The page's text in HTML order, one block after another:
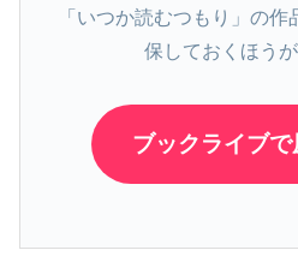
「いつか読むつもり」の
保しておくほうが
ブックライブ